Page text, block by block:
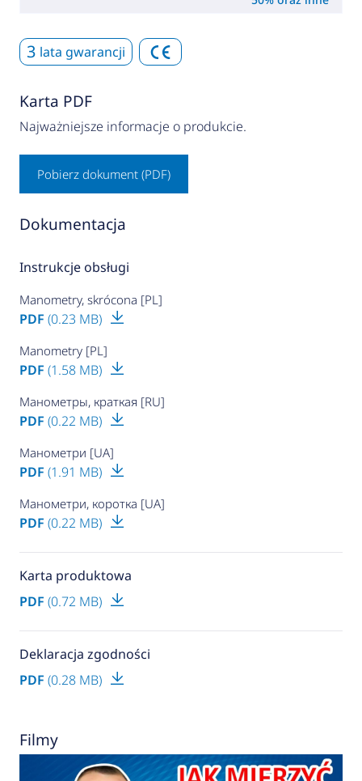
3 lata gwarancji
Karta PDF
Najważniejsze informacje o produkcie.
Pobierz dokument (PDF)
Dokumentacja
Instrukcje obsługi
Manometry, skrócona [PL]
PDF (0.23 MB)
Manometry [PL]
PDF (1.58 MB)
Манометры, краткая [RU]
PDF (0.22 MB)
Манометри [UA]
PDF (1.91 MB)
Манометри, коротка [UA]
PDF (0.22 MB)
Karta produktowa
PDF (0.72 MB)
Deklaracja zgodności
PDF (0.28 MB)
Filmy